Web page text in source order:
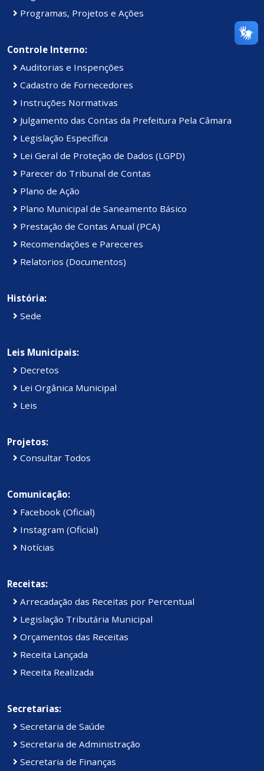
Programas, Projetos e Ações
Controle Interno:
Auditorias e Inspenções
Cadastro de Fornecedores
Instruções Normativas
Julgamento das Contas da Prefeitura Pela Câmara
Legislação Específica
Lei Geral de Proteção de Dados (LGPD)
Parecer do Tribunal de Contas
Plano de Ação
Plano Municipal de Saneamento Básico
Prestação de Contas Anual (PCA)
Recomendações e Pareceres
Relatorios (Documentos)
História:
Sede
Leis Municipais:
Decretos
Lei Orgânica Municipal
Leis
Projetos:
Consultar Todos
Comunicação:
Facebook (Oficial)
Instagram (Oficial)
Notícias
Receitas:
Arrecadação das Receitas por Percentual
Legislação Tributária Municipal
Orçamentos das Receitas
Receita Lançada
Receita Realizada
Secretarias:
Secretaria de Saúde
Secretaria de Administração
Secretaria de Finanças